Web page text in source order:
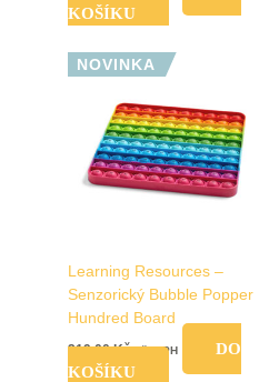
KOŠÍKU
NOVINKA
Learning Resources –
Senzorický Bubble Popper
Hundred Board
219,00Kč vč. DPH
DO
KOŠÍKU